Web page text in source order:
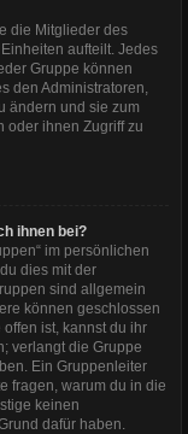
die Mitglieder des
aufteilt. Jedes
Gruppe können
den Administratoren,
ändern und sie zum
oder ihnen Zugriff zu
ihnen bei?
im persönlichen
dies mit der
sind allgemein
können geschlossen
ist, kannst du ihr
verlangt die Gruppe
Ein Gruppenleiter
fragen, warum du in die
keinen
dafür haben.